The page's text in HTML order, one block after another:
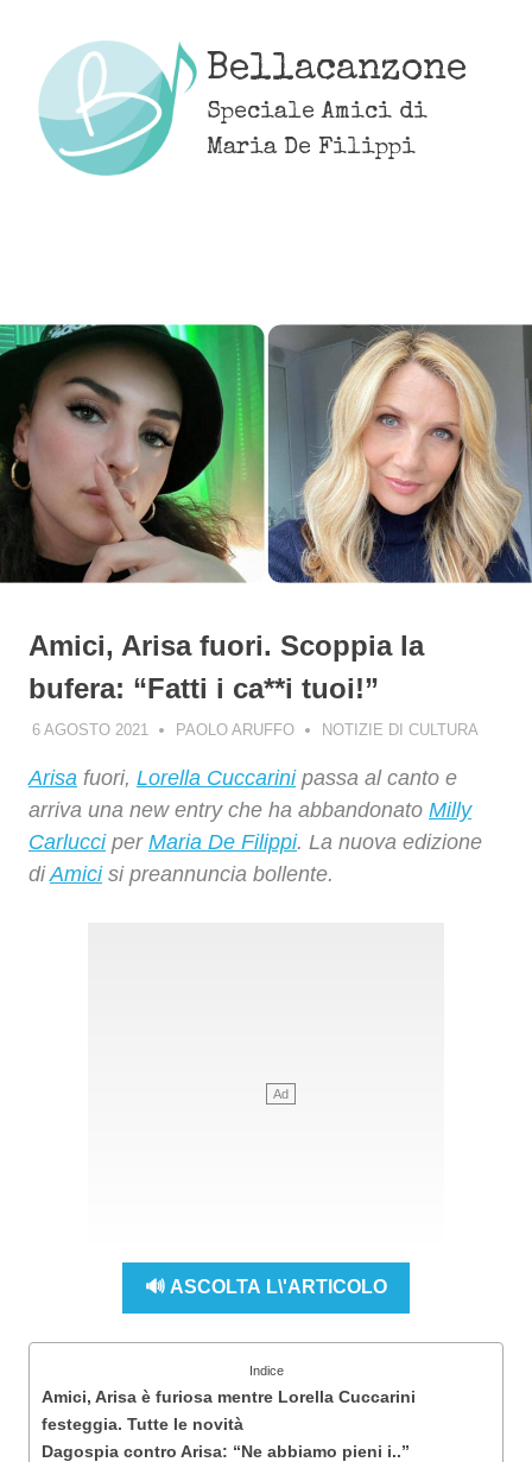
content
Bellacanzone
Speciale Amici di
Maria De Filippi
Amici, Arisa fuori. Scoppia la
bufera: “Fatti i ca**i tuoi!”
6 AGOSTO 2021 PAOLO ARUFFO NOTIZIE DI CULTURA
Arisa fuori, Lorella Cuccarinipassa al canto e
arriva una new entry che ha abbandonato Milly
Carlucciper Maria De Filippi. La nuova edizione
diAmicisi preannuncia bollente.
🔊 ASCOLTA L\'ARTICOLO
Indice
Amici, Arisa è furiosa mentre Lorella Cuccarini
festeggia. Tutte le novità
Dagospia contro Arisa: “Ne abbiamo pieni i..”